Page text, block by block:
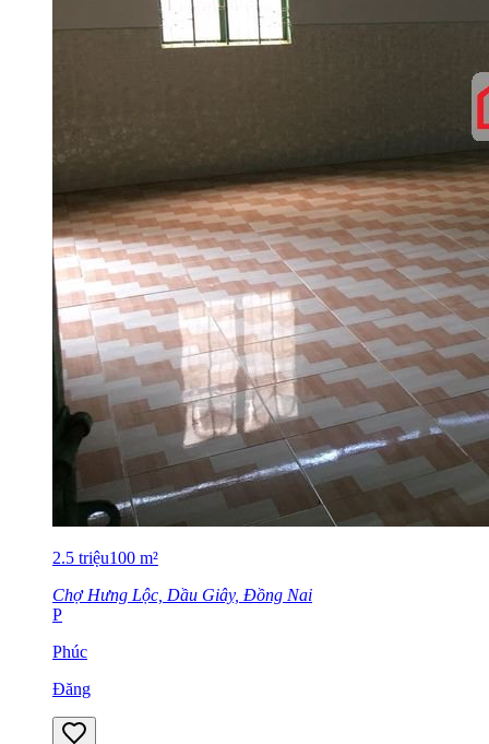
2.5 triệu100 m²
Chợ Hưng Lộc, Dầu Giây, Đồng Nai
P
Phúc
Đăng